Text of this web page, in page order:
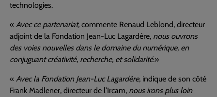
technologies.
« Avec ce partenariat, commente Renaud Leblond, directeur
adjoint de la Fondation Jean-Luc Lagardère, nous ouvrons
des voies nouvelles dans le domaine du numérique, en
conjuguant créativité, recherche, et solidarité.»
« Avec la Fondation Jean-Luc Lagardère, indique de son côté
Frank Madlener, directeur de l’Ircam, nous irons plus loin